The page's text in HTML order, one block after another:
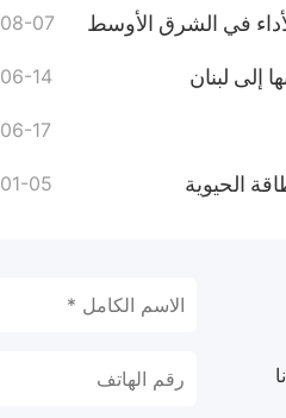
07
إلى لبنان 14
17
الحيوية 05